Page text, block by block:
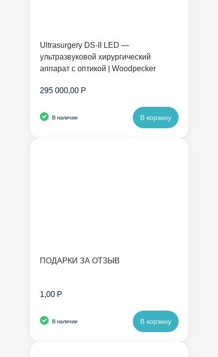
Ultrasurgery DS-II LED —
ультразвуковой хирургический
аппарат с оптикой | Woodpecker
295 000,00 Р
В наличии В корзину
ПОДАРКИ ЗА ОТЗЫВ
1,00 Р
В наличии В корзину